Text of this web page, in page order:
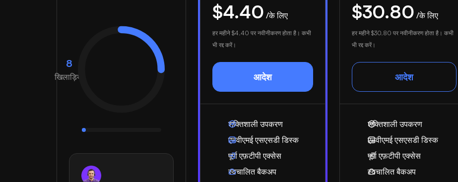
8
खिलाड़ियों
$4.40 /के लिए
हर महीने $4.40 पर नवीनीकरण होता है। कभी
भी रद्द करें।
आदेश
शक्तिशाली उपकरण
एनवीएमई एसएसडी डिस्क
पूर्ण एफ़टीपी एक्सेस
स्वचालित बैकअप
$30.80 /के लिए
हर महीने $30.80 पर नवीनीकरण होता है। कभी
भी रद्द करें।
आदेश
शक्तिशाली उपकरण
एनवीएमई एसएसडी डिस्क
पूर्ण एफ़टीपी एक्सेस
स्वचालित बैकअप